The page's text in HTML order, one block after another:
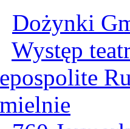
Dożynki
Występ